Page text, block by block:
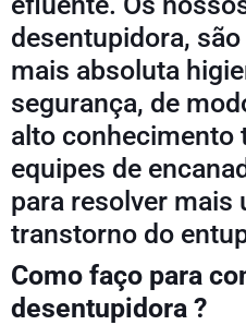
desentupidora,
mais absoluta
segurança, de
alto conhecimento
equipes de
para resolver mais
transtorno do
Como faço para
desentupidora ?